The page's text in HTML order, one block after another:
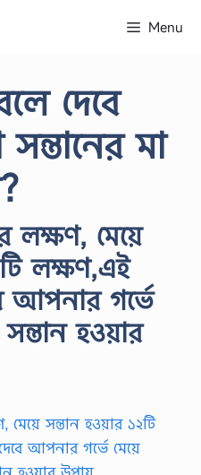
Menu
দেবে
মা
লক্ষণ, মেয়ে
লক্ষণ,এই
আপনার গর্ভে
সন্তান হওয়ার